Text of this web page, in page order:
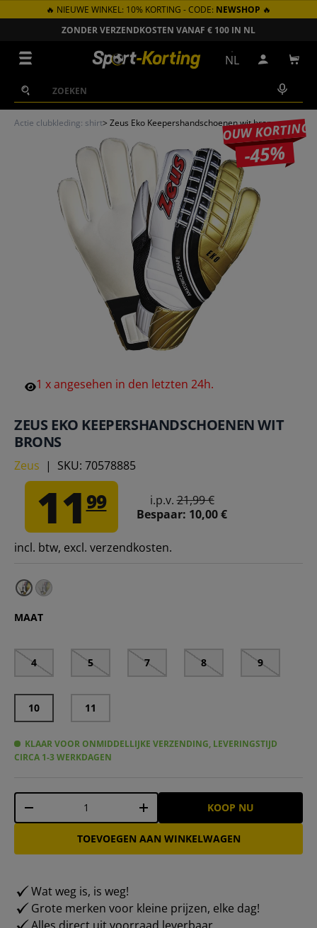
GA NAAR INHOUD
🔥 NIEUWE WINKEL: 10% KORTING - CODE: NEWSHOP 🔥
ZONDER VERZENDKOSTEN VANAF € 100 IN NL
Zoeken
Zoeken
NL Inloggen
Actie clubkleding: shirt> Zeus Eko Keepershandschoenen wit brons
JOUW KORTING
-45%
1 xangesehen in den letzten 24h.
ZEUS EKO KEEPERSHANDSCHOENEN WIT
BRONS
Zeus | SKU: 70578885
1199 i.p.v.21,99 €
Bespaar: 10,00 €
incl. btw, excl. verzendkosten.
MAAT
4 5 7 8 9
10 11
KLAAR VOOR ONMIDDELLIJKE VERZENDING, LEVERINGSTIJD
CIRCA 1-3 WERKDAGEN
Aantal
-
+ KOOP NU
TOEVOEGEN AAN WINKELWAGEN
Wat weg is, is weg!
Grote merken voor kleine prijzen, elke dag!
Alles direct uit voorraad leverbaar